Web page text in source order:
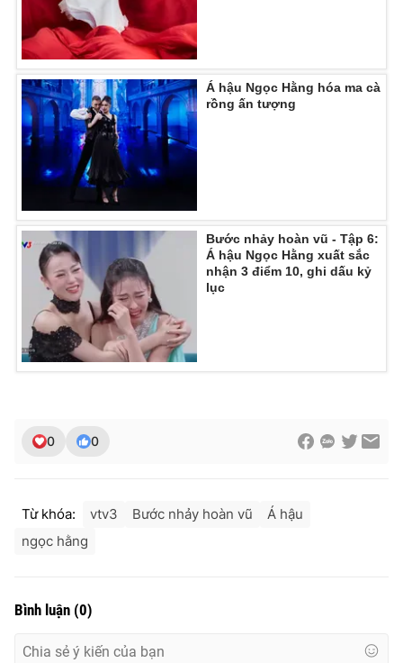
Ðiện thoại Thời báo VTV:
Email:toasoan@vtv.vn
Liên hệ quảng cáo:024-7300.7108
® Cấm sao chép dưới mọi hình thức nếu không có sự chấp
thuận bằng văn bản. Ghi rõ nguồn VTV.vn khi phát hành lại
thông tin từ website này.
Á hậu Ngọc Hằng hóa ma cà
rồng ấn tượng
Bước nhảy hoàn vũ - Tập 6:
Á hậu Ngọc Hằng xuất sắc
nhận 3 điểm 10, ghi dấu kỷ
lục
0 0
Từ khóa: vtv3 Bước nhảy hoàn vũ
Á hậu
ngọc hằng
Bình luận (0)